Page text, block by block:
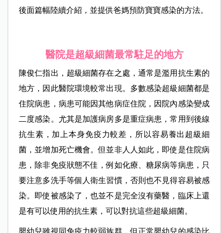
後面篇幅陸續介紹，並提供爸媽預防寶寶感染的方法。
醫院是超級細菌最常駐足的地方
陳俊仁指出，超級細菌存在之處，通常是濫用抗生素的
地方，因此醫院環境較常出現。多數感染超級細菌都是
住院病患，病患可能因其他病症住院，因院內感染變成
二度感染。尤其是加護病房多是重症病患，常用到後線
抗生素，加上本身免疫力較差，所以容易養出超級細
菌，並增加死亡機會。但並非人人如此，即使是住院病
患，除非免疫狀態不佳，例如化療、糖尿病等病患，只
要注意多洗手等個人衛生習慣，否則也不見得容易被感
染。即使被感染了，也並不是完全沒有藥醫，臨床上還
是有可以使用的抗生素，可以對抗這些超級細菌。